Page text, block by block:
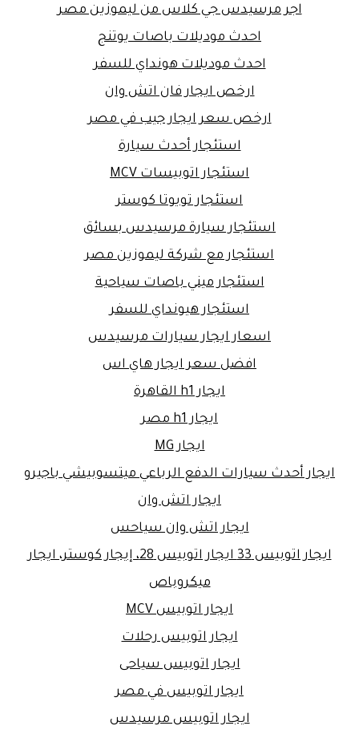
اجر مرسيدس جي كلاس من ليموزين مصر
احدث موديلات باصات يوتنج
احدث موديلات هونداي للسفر
ارخص ايجار فان اتش وان
ارخص سعر ايجار جيب في مصر
استئجار أحدث سيارة
استئجار اتوبيسات MCV
استئجار تويوتا كوستر
استئجار سيارة مرسيدس بسائق
استئجار مع شركة ليموزين مصر
استئجار ميني باصات سياحية
استئجار هيونداي للسفر
اسعار ايجار سيارات مرسيدس
افضل سعر ايجار هاي اس
ايجار h1 القاهرة
ايجار h1 مصر
ايجار MG
ايجار أحدث سيارات الدفع الرباعي ميتسوبيشي باجيرو
ايجار اتش وان
ايجار اتش وان سياحس
ايجار اتوبيس 33 ايجار اتوبيس 28، إيجار كوستر، ايجار
ميكروباص
ايجار اتوبيس MCV
ايجار اتوبيس رحلات
ايجار اتوبيس سياحى
ايجار اتوبيس في مصر
ايجار اتوبيس مرسيدس